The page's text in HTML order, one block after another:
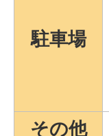
駐車場
その他